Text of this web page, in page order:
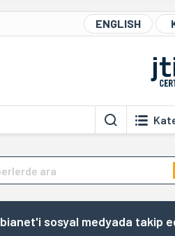
ENGLISH
bianet'i sosyal medyada takip